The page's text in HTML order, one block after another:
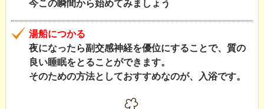
今この瞬間から始めてみましょう
湯船につかる
夜になったら副交感神経を優位にすることで、質の
良い睡眠をとることができます。
そのための方法としておすすめなのが、入浴です。